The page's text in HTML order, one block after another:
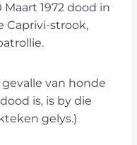
1972 dood in
Caprivi-strook,
gevalle van honde
is, is by die
gelys.)